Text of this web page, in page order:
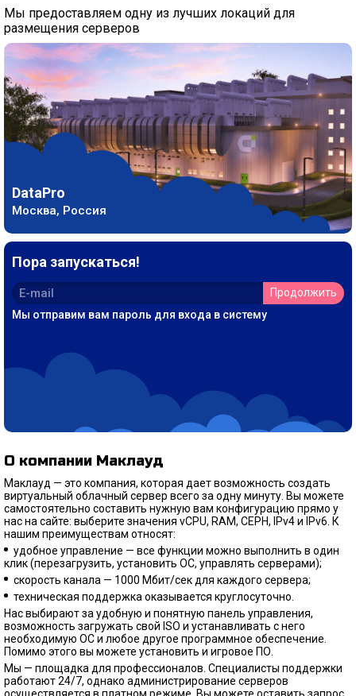
Мы предоставляем одну из лучших локаций для
размещения серверов
DataPro
Москва, Россия
Пора запускаться!
Продолжить
Мы отправим вам пароль для входа в систему
О компании Маклауд
Маклауд — это компания, которая дает возможность создать
виртуальный облачный сервер всего за одну минуту. Вы можете
самостоятельно составить нужную вам конфигурацию прямо у
нас на сайте: выберите значения vCPU, RAM, CEPH, IPv4 и IPv6. К
нашим преимуществам относят:
удобное управление — все функции можно выполнить в один
клик (перезагрузить, установить ОС, управлять серверами);
скорость канала — 1000 Мбит/сек для каждого сервера;
техническая поддержка оказывается круглосуточно.
Нас выбирают за удобную и понятную панель управления,
возможность загружать свой ISO и устанавливать с него
необходимую ОС и любое другое программное обеспечение.
Помимо этого вы можете установить и игровое ПО.
Мы — площадка для профессионалов. Специалисты поддержки
работают 24/7, однако администрирование серверов
осуществляется в платном режиме. Вы можете оставить запрос